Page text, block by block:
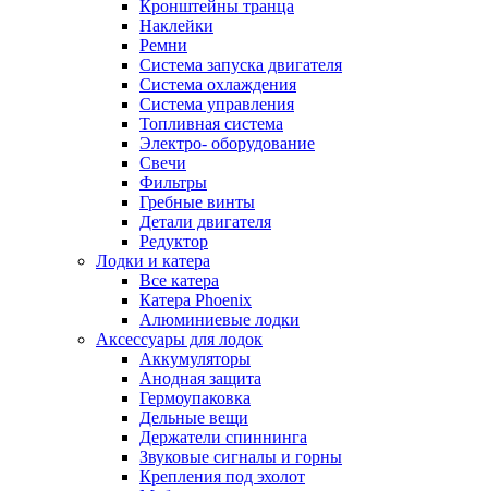
Кронштейны транца
Наклейки
Ремни
Система запуска двигателя
Система охлаждения
Система управления
Топливная система
Электро- оборудование
Свечи
Фильтры
Гребные винты
Детали двигателя
Редуктор
Лодки и катера
Все катера
Катера Phoenix
Алюминиевые лодки
Аксессуары для лодок
Аккумуляторы
Анодная защита
Гермоупаковка
Дельные вещи
Держатели спиннинга
Звуковые сигналы и горны
Крепления под эхолот